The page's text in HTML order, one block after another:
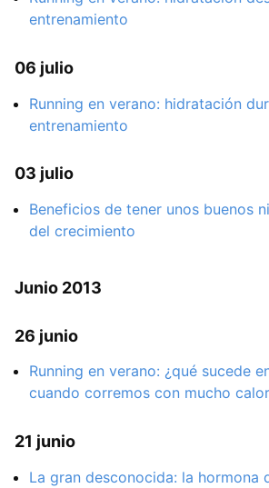
entrenamiento
06 julio
Running en verano: hidratación
entrenamiento
03 julio
Beneficios de tener unos buenos
del crecimiento
Junio 2013
26 junio
Running en verano: ¿qué sucede
cuando corremos con mucho
21 junio
La gran desconocida: la hormona